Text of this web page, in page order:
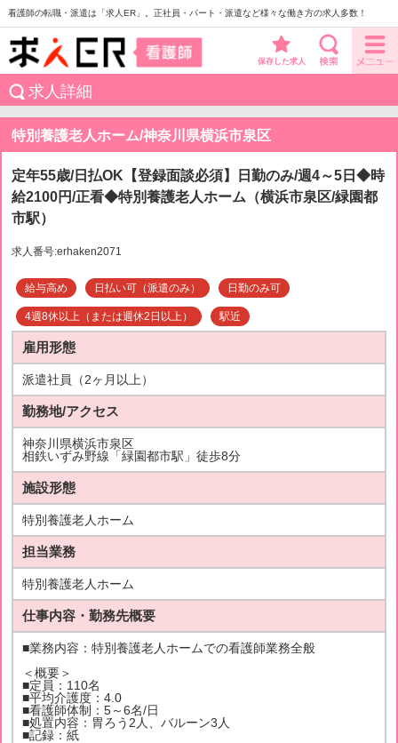
看護師の転職・派遣は「求人ER」。正社員・パート・派遣など様々な働き方の求人多数！
保存した求人
求人詳細
特別養護老人ホーム/神奈川県横浜市泉区
定年55歳/日払OK【登録面談必須】日勤のみ/週4～5日◆時
給2100円/正看◆特別養護老人ホーム（横浜市泉区/緑園都
市駅）
求人番号:erhaken2071
給与高め 日払い可（派遣のみ） 日勤のみ可
4週8休以上（または週休2日以上） 駅近
雇用形態
派遣社員（2ヶ月以上）
勤務地/アクセス
神奈川県横浜市泉区
相鉄いずみ野線「緑園都市駅」徒歩8分
施設形態
特別養護老人ホーム
担当業務
特別養護老人ホーム
仕事内容・勤務先概要
■業務内容：特別養護老人ホームでの看護師業務全般
＜概要＞
■定員：110名
■平均介護度：4.0
■看護師体制：5～6名/日
■処置内容：胃ろう2人、バルーン3人
■記録：紙